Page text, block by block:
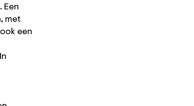
Een
met
een